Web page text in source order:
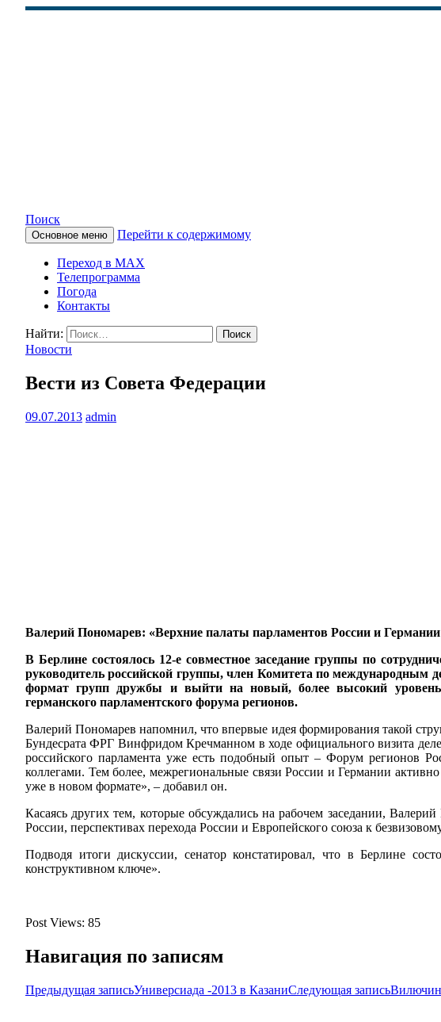
КАМЧАТСКОЕ
Поиск
Основное меню Перейти к содержимому
Переход в MAX
Телепрограмма
Погода
Контакты
Найти:
Новости
Вести из Совета Федерации
09.07.2013 admin
Валерий Пономарев: «Верхние палаты парламентов России и
В Берлине состоялось 12-е совместное заседание группы по
руководитель российской группы, член Комитета по международным
формат групп дружбы и выйти на новый, более высокий уровень
германского парламентского форума регионов.
Валерий Пономарев напомнил, что впервые идея формирования такой
Бундесрата ФРГ Винфридом Кречманном в ходе официального визита
российского парламента уже есть подобный опыт – Форум регионов
коллегами. Тем более, межрегиональные связи России и Германии
уже в новом формате», – добавил он.
Касаясь других тем, которые обсуждались на рабочем заседании,
России, перспективах перехода России и Европейского союза к
Подводя итоги дискуссии, сенатор констатировал, что в Берлине
конструктивном ключе».
Post Views: 85
Навигация по записям
Предыдущая записьУниверсиада -2013 в КазаниСледующая запись